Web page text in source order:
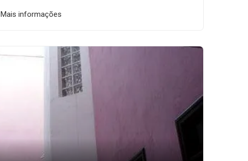
Mais informações